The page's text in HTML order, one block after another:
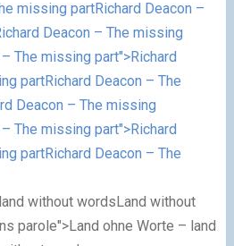
missing partRichard Deacon –
Deacon – The missing
The missing part">Richard
partRichard Deacon – The
Deacon – The missing
The missing part">Richard
partRichard Deacon – The
without words Land without
parole">Land ohne Worte – land